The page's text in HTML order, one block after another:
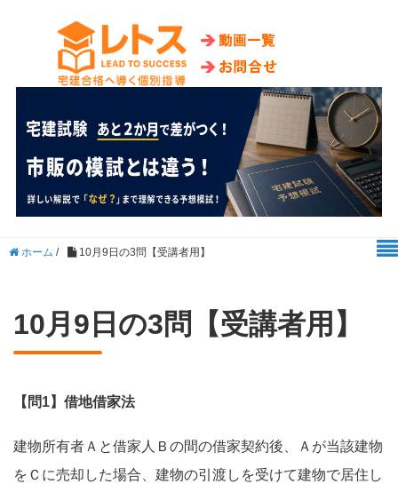
ホーム / 10月9日の3問【受講者用】
10月9日の3問【受講者用】
【問1】借地借家法
建物所有者Ａと借家人Ｂの間の借家契約後、Ａが当該建物
をＣに売却した場合、建物の引渡しを受けて建物で居住し